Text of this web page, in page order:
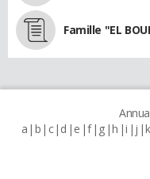
Famille "EL
a b c d e f g h i j k